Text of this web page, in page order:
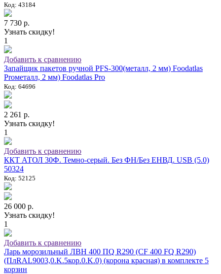
Код: 43184
7 730 р.
Узнать скидку!
1
Добавить к сравнению
Запайщик пакетов ручной PFS-300(металл, 2 мм) Foodatlas
Proметалл, 2 мм) Foodatlas Pro
Код: 64696
2 261 р.
Узнать скидку!
1
Добавить к сравнению
ККТ АТОЛ 30Ф. Темно-серый. Без ФН/Без ЕНВД. USB (5.0)
50324
Код: 52125
26 000 р.
Узнать скидку!
1
Добавить к сравнению
Ларь морозильный ЛВН 400 ПQ R290 (СF 400 FQ R290)
(ПлRAL9003,0.K.5кор.0.K.0) (корона красная) в комплекте 5
корзин